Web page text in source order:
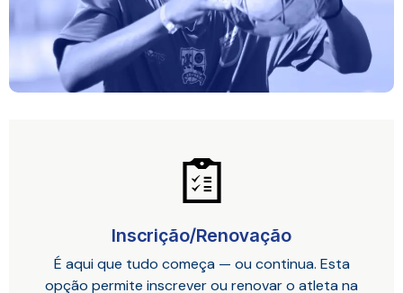
Inscrição/Renovação
É aqui que tudo começa — ou continua. Esta
opção permite inscrever ou renovar o atleta na